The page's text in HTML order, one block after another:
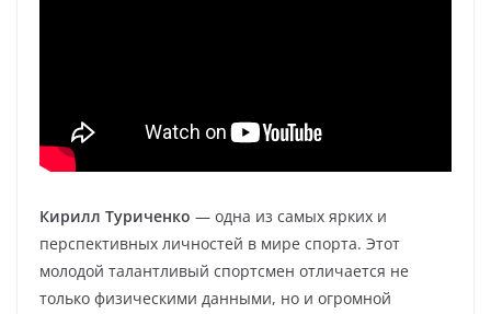
Кирилл Туриченко — одна из самых ярких и
перспективных личностей в мире спорта. Этот
молодой талантливый спортсмен отличается не
только физическими данными, но и огромной